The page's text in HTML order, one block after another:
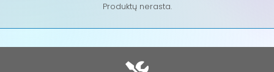
Produktų nerasta.